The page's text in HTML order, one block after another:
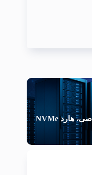
بهترین VPS ایران با پنل مدیریت اختصاصی، هارد NVMe